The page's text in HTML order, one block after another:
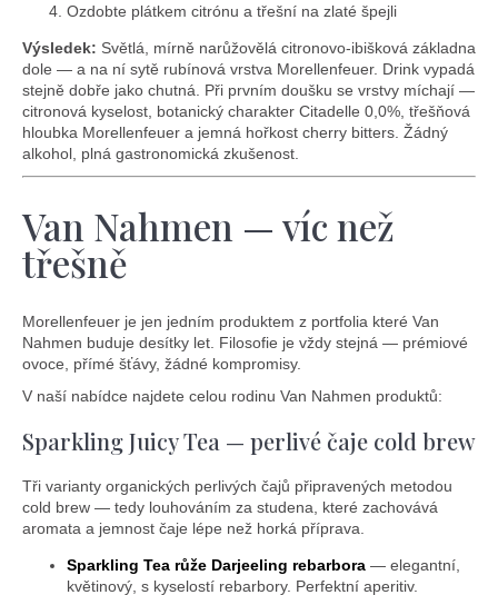
Ozdobte plátkem citrónu a třešní na zlaté špejli
Výsledek: Světlá, mírně narůžovělá citronovo-ibišková základna
dole — a na ní sytě rubínová vrstva Morellenfeuer. Drink vypadá
stejně dobře jako chutná. Při prvním doušku se vrstvy míchají —
citronová kyselost, botanický charakter Citadelle 0,0%, třešňová
hloubka Morellenfeuer a jemná hořkost cherry bitters. Žádný
alkohol, plná gastronomická zkušenost.
Van Nahmen — víc než
třešně
Morellenfeuer je jen jedním produktem z portfolia které Van
Nahmen buduje desítky let. Filosofie je vždy stejná — prémiové
ovoce, přímé šťávy, žádné kompromisy.
V naší nabídce najdete celou rodinu Van Nahmen produktů:
Sparkling Juicy Tea — perlivé čaje cold brew
Tři varianty organických perlivých čajů připravených metodou
cold brew — tedy louhováním za studena, které zachovává
aromata a jemnost čaje lépe než horká příprava.
Sparkling Tea růže Darjeeling rebarbora — elegantní,
květinový, s kyselostí rebarbory. Perfektní aperitiv.